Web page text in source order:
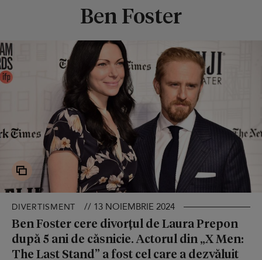
Ben Foster
DIVERTISMENT // 13 NOIEMBRIE 2024
Ben Foster cere divorțul de Laura Prepon
după 5 ani de căsnicie. Actorul din „X Men:
The Last Stand” a fost cel care a dezvăluit